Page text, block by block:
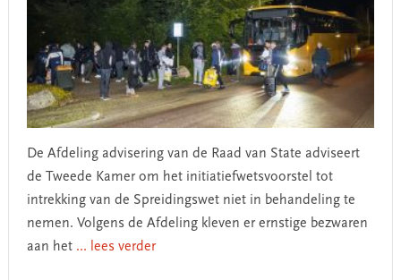
De Afdeling advisering van de Raad van State adviseert
de Tweede Kamer om het initiatiefwetsvoorstel tot
intrekking van de Spreidingswet niet in behandeling te
nemen. Volgens de Afdeling kleven er ernstige bezwaren
aan het ... lees verder